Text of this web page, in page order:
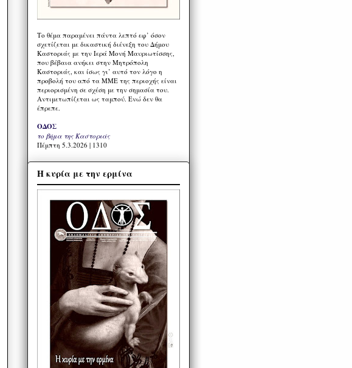
Το θέμα παραμένει πάντα λεπτό εφ’ όσον
σχετίζεται με δικαστική διένεξη του Δήμου
Καστοριάς με την Ιερά Μονή Μαυριωτίσσης,
που βέβαια ανήκει στην Μητρόπολη
Καστοριάς, και ίσως γι’ αυτό τον λόγο η
προβολή του από τα ΜΜΕ της περιοχής είναι
περιορισμένη σε σχέση με την σημασία του.
Αντιμετωπίζεται ως ταμπού. Ενώ δεν θα
έπρεπε.
ΟΔΟΣ
το βήμα της Καστοριάς
Πέμπτη 5.3.2026 | 1310
Η κυρία με την ερμίνα